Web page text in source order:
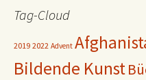
Tag-Cloud
2019 2022 Advent
Bildende Kunst